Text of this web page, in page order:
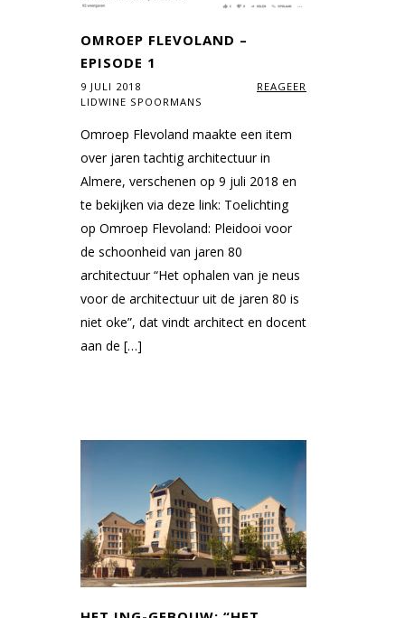
OMROEP FLEVOLAND –
EPISODE 1
9 JULI 2018
REAGEER
LIDWINE SPOORMANS
Omroep Flevoland maakte een item
over jaren tachtig architectuur in
Almere, verschenen op 9 juli 2018 en
te bekijken via deze link: Toelichting
op Omroep Flevoland: Pleidooi voor
de schoonheid van jaren 80
architectuur “Het ophalen van je neus
voor de architectuur uit de jaren 80 is
niet oke”, dat vindt architect en docent
aan de […]